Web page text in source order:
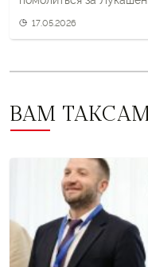
17.05.2026
ВАМ